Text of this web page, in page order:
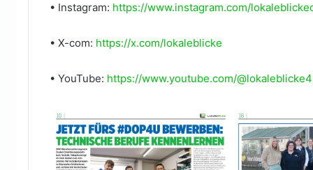
• Instagram: https://www.instagram.com/
• X-com: https://x.com/lokaleblicke
• YouTube: https://www.youtube.com/